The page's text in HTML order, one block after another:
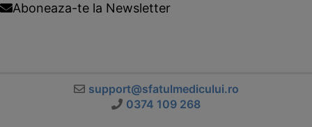
Aboneaza-te la Newsletter
support@sfatulmedicului.ro
0374 109 268